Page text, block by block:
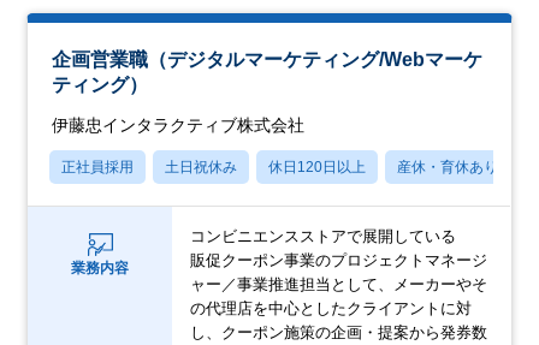
企画営業職（デジタルマーケティング/Webマーケ
ティング）
伊藤忠インタラクティブ株式会社
正社員採用 土日祝休み 休日120日以上 産休・育休あり
業務内容
コンビニエンスストアで展開している
販促クーポン事業のプロジェクトマネージ
ャー／事業推進担当として、メーカーやそ
の代理店を中心としたクライアントに対
し、クーポン施策の企画・提案から発券数